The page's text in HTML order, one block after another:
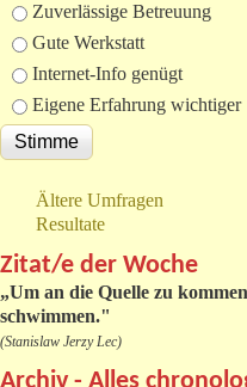
Zuverlässige Betreuung
Gute Werkstatt
Internet-Info genügt
Eigene Erfahrung wichtiger
Ältere Umfragen
Resultate
Zitat/e der Woche
„Um an die Quelle zu
schwimmen."
(Stanislaw Jerzy Lec)